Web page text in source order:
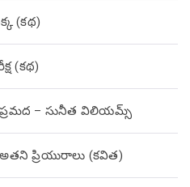
(కథ)
(క‌థ‌)
ప్రమద – సునీత విలియమ్స్
అతని ప్రియురాలు (కవిత)